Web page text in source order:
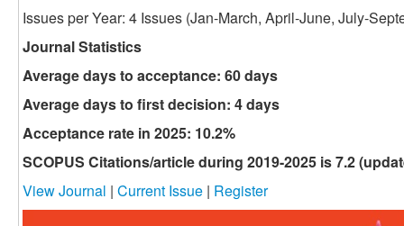
Issues per Year: 4 Issues (Jan-March, April-June, July-
Journal Statistics
Average days to acceptance: 60 days
Average days to first decision: 4 days
Acceptance rate in 2025: 10.2%
SCOPUS Citations/article during 2019-2025 is 7.2
View Journal | Current Issue | Register